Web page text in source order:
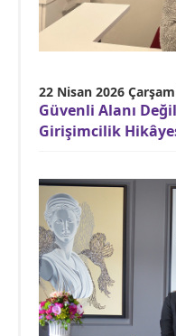
22 Nisan 2026
Güvenli Alanı
Girişimcilik